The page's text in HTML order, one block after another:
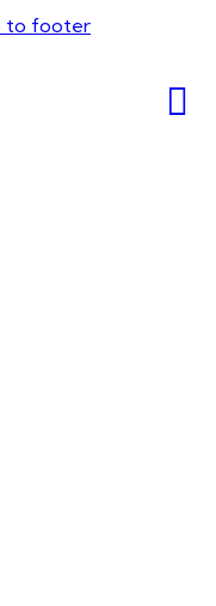
to footer